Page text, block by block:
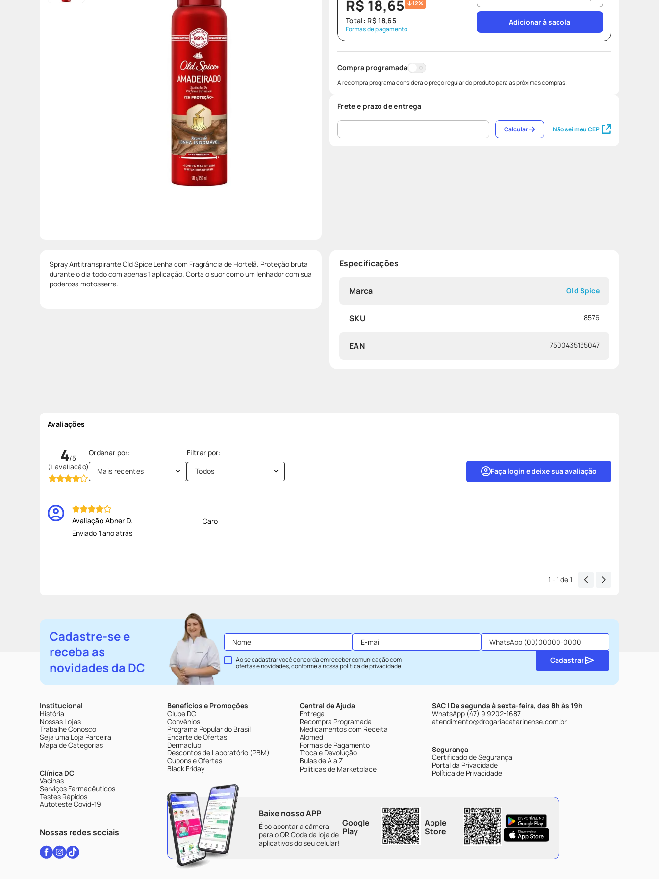
R$ 18,65 12%
Total: R$ 18,65
Formas de pagamento
Adicionar à sacola
Compra programada
A recompra programa considera o preço regular do produto para as próximas compras.
Frete e prazo de entrega
Não sei meu CEP
Calcular
Spray Antitranspirante Old Spice Lenha com Fragrância de Hortelã. Proteção bruta
durante o dia todo com apenas 1 aplicação. Corta o suor como um lenhador com sua
poderosa motosserra.
Especificações
Marca Old Spice
SKU 8576
EAN 7500435135047
Avaliações
4
(1 avaliação) Faça login e deixe sua avaliação
Mais recentes Todos
Enviado 1 ano atrás
Abner D. Caro
1 - 1 de1
Cadastre-se e
receba as
novidades da DC
Ao se cadastrar você concorda em receber comunicação com
ofertas e novidades, conforme a nossapolítica de privacidade.
Cadastrar
Institucional
História
Nossas Lojas
Trabalhe Conosco
Seja uma Loja Parceira
Mapa de Categorias
Clínica DC
Vacinas
Serviços Farmacêuticos
Testes Rápidos
Autoteste Covid-19
Nossas redes sociais
Benefícios e Promoções
Clube DC
Convênios
Programa Popular do Brasil
Encarte de Ofertas
Dermaclub
Descontos de Laboratório (PBM)
Cupons e Ofertas
Black Friday
Central de Ajuda
Entrega
Recompra Programada
Medicamentos com Receita
Alomed
Formas de Pagamento
Troca e Devolução
Bulas de A a Z
Políticas de Marketplace
SAC | De segunda à sexta-feira, das 8h às 19h
WhatsApp (47) 9 9202-1687
atendimento@drogariacatarinense.com.br
Segurança
Certificado de Segurança
Portal da Privacidade
Política de Privacidade
Baixe nosso APP
É só apontar a câmera
para o QR Code da loja de
aplicativos do seu celular!
Google
Play
Apple
Store